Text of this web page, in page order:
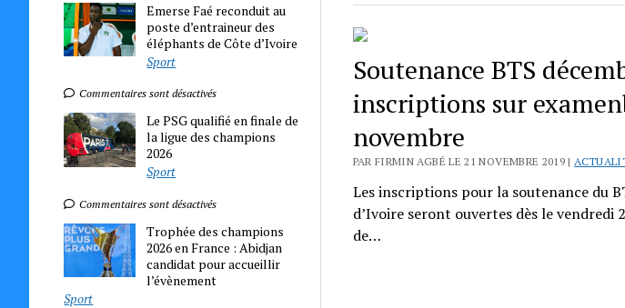
Emerse Faé reconduit au
poste d’entraineur des
éléphants de Côte d’Ivoire
Sport
Commentaires sont désactivés
Le PSG qualifié en finale de
la ligue des champions
2026
Sport
Commentaires sont désactivés
Trophée des champions
2026 en France : Abidjan
candidat pour accueillir
l’évènement
Sport
Soutenance BTS
inscriptions sur
novembre
PAR FIRMIN AGBÉ LE 21 NOVEMBRE 2019 |
Les inscriptions pour la soutenance du
d’Ivoire seront ouvertes dès le vendredi
de…